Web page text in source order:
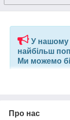
У нашому
найбільш
Ми можемо
Якщо ви шукаєте
вашим запитом,
Про нас